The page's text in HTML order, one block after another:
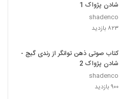
شادن پژواک 1
shadenco
۸۲۳ بازدید
کتاب صوتی ذهن توانگر از رندی گیج -
شادن پژواک 2
shadenco
۹۰۰ بازدید